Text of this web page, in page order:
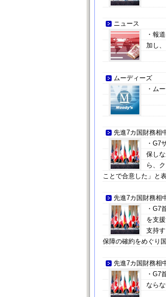
ニュース
・報
加し
ムーディーズ
・ム
先進7カ国財務相
・G7
保し
ら、
ことで合意した」と
先進7カ国財務相
・G7
を支
支持
保障の確約をめぐり
先進7カ国財務相
・G7
なら